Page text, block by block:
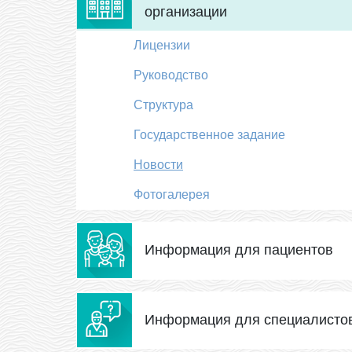
организации
Лицензии
Руководство
Структура
Государственное задание
Новости
Фотогалерея
Информация для пациентов
Информация для